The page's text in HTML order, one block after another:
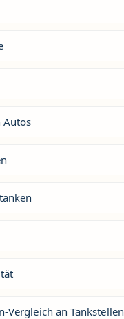
Autos
Vergleich an Tankstellen